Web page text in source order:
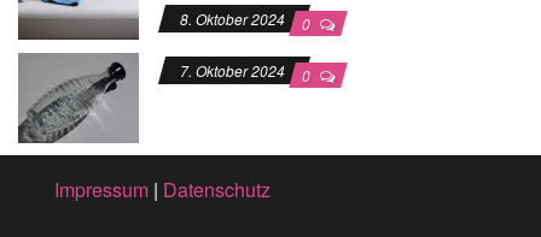
8. Oktober 2024 0
7. Oktober 2024 0
Impressum | Datenschutz